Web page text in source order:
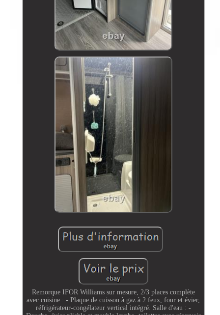
Remorque IFOR Williams sur mesure, 2/3 places complète
avec cuisine : - Plaque de cuisson à gaz à 2 feux, four et évier,
réfrigérateur-congélateur vertical intégré. Salle d'eau : -